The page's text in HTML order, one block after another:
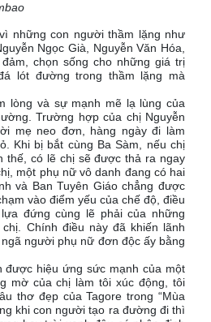
những con người thầm lặng như
Ngọc Già, Nguyễn Văn Hóa,
chọn sống cho những giá trị
lót đường trong thầm lặng mà
lòng và sự mạnh mẽ lạ lùng của
Trường hợp của chị Nguyễn
mẹ neo đơn, hàng ngày đi làm
Khi bị bắt cùng Ba Sàm, nếu chị
thế, có lẽ chị sẽ được thả ra ngay
một phụ nữ vô danh đang có hai
và Ban Tuyên Giáo chẳng được
vào điểm yếu của chế độ, điều
đứng cùng lẽ phải của những
Chính điều này đã khiến lãnh
người phụ nữ đơn độc ấy bằng
được hiệu ứng sức mạnh của một
mờ của chị làm tôi xúc động, tôi
thơ đẹp của Tagore trong “Mùa
khi con người tạo ra đường đi thì